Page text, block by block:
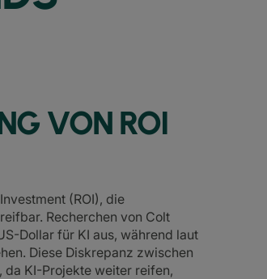
VON ROI
(ROI), die
Recherchen von Colt
Dollar für KI aus, während laut
Diese Diskrepanz zwischen
KI-Projekte weiter reifen,